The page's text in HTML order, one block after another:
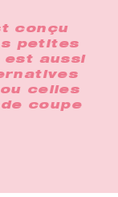
conçu
petites
est aussi
celles
coupe